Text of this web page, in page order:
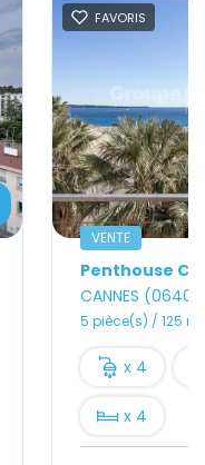
FAVORIS
VENTE
CANNES
5 pièce(s) / 125 m²
x 4
x 4